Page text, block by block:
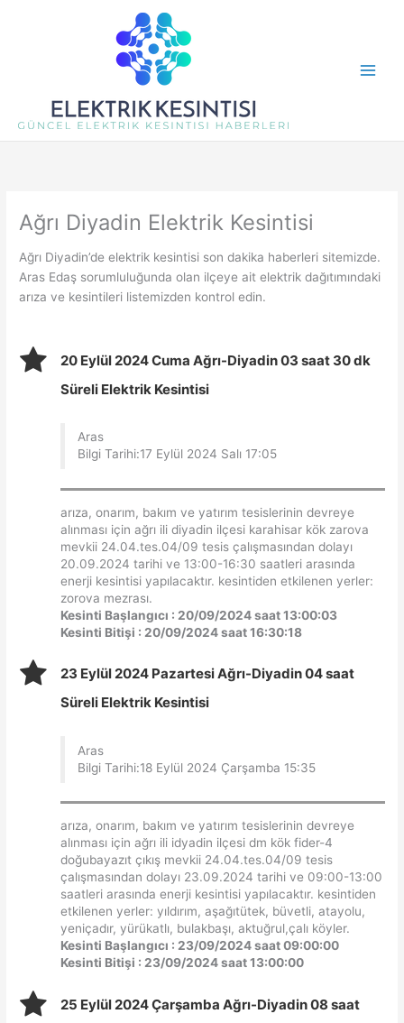
Ağrı Diyadin Elektrik Kesintisi
Ağrı Diyadin’de elektrik kesintisi son dakika haberleri sitemizde.
Aras Edaş sorumluluğunda olan ilçeye ait elektrik dağıtımındaki
arıza ve kesintileri listemizden kontrol edin.
20 Eylül 2024 Cuma Ağrı-Diyadin 03 saat 30 dk
Süreli Elektrik Kesintisi
Aras
Bilgi Tarihi:17 Eylül 2024 Salı 17:05
arıza, onarım, bakım ve yatırım tesislerinin devreye
alınması için ağrı ili diyadin ilçesi karahisar kök zarova
mevkii 24.04.tes.04/09 tesis çalışmasından dolayı
20.09.2024 tarihi ve 13:00-16:30 saatleri arasında
enerji kesintisi yapılacaktır. kesintiden etkilenen yerler:
zorova mezrası.
Kesinti Başlangıcı : 20/09/2024 saat 13:00:03
Kesinti Bitişi : 20/09/2024 saat 16:30:18
23 Eylül 2024 Pazartesi Ağrı-Diyadin 04 saat
Süreli Elektrik Kesintisi
Aras
Bilgi Tarihi:18 Eylül 2024 Çarşamba 15:35
arıza, onarım, bakım ve yatırım tesislerinin devreye
alınması için ağrı ili idyadin ilçesi dm kök fider-4
doğubayazıt çıkış mevkii 24.04.tes.04/09 tesis
çalışmasından dolayı 23.09.2024 tarihi ve 09:00-13:00
saatleri arasında enerji kesintisi yapılacaktır. kesintiden
etkilenen yerler: yıldırım, aşağıtütek, büvetli, atayolu,
yeniçadır, yürükatlı, bulakbaşı, aktuğrul,çalı köyler.
Kesinti Başlangıcı : 23/09/2024 saat 09:00:00
Kesinti Bitişi : 23/09/2024 saat 13:00:00
25 Eylül 2024 Çarşamba Ağrı-Diyadin 08 saat